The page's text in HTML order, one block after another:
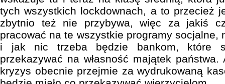
tych wszystkich lockdownach, a to przecież
zbytnio też nie przybywa, więc za jakiś
pracować na te wszystkie programy socjalne,
i jak nic trzeba będzie bankom, które
przekazywać na własność majątek
kryzys obecnie przejmie za wydrukowaną